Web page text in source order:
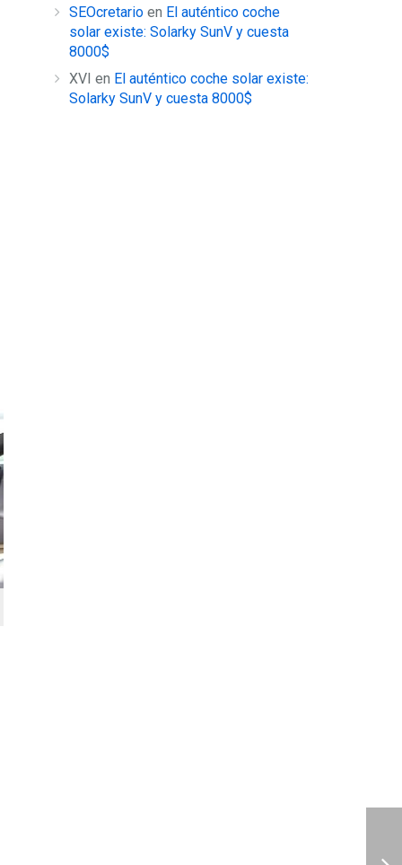
SEOcretario en El auténtico coche
solar existe: Solarky SunV y cuesta
8000$
XVI en El auténtico coche solar existe:
Solarky SunV y cuesta 8000$